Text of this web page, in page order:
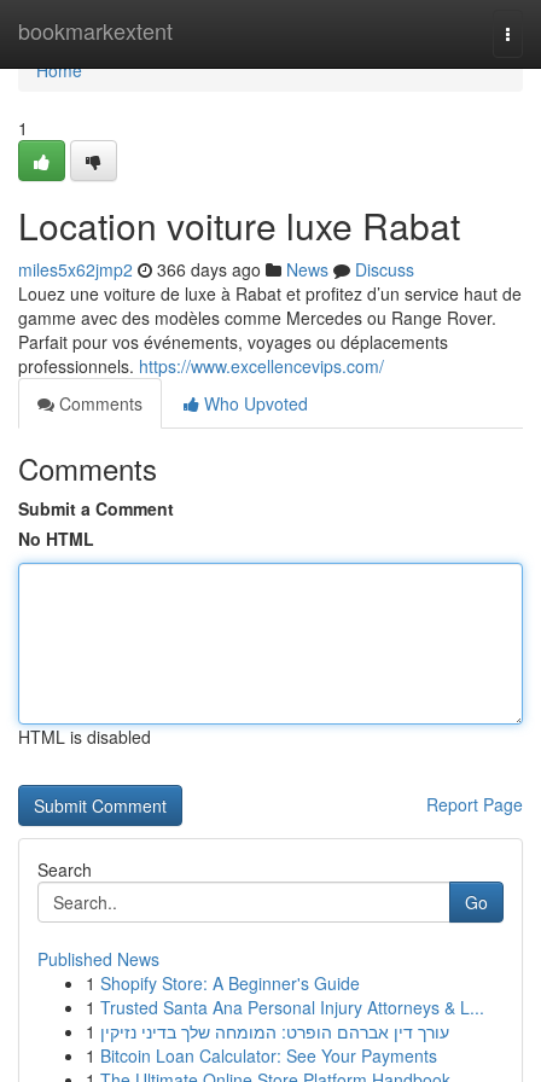
bookmarkextent
Home
Home
1
Location voiture luxe Rabat
miles5x62jmp2 366 days ago News
Discuss
Louez une voiture de luxe à Rabat et profitez d’un service haut de
gamme avec des modèles comme Mercedes ou Range Rover.
Parfait pour vos événements, voyages ou déplacements
professionnels. https://www.excellencevips.com/
Comments
Who Upvoted
Comments
Submit a Comment
No HTML
HTML is disabled
Report Page
Search
Go
Published News
1 Shopify Store: A Beginner's Guide
1 Trusted Santa Ana Personal Injury Attorneys & L...
1 עורך דין אברהם הופרט: המומחה שלך בדיני נזיקין
1 Bitcoin Loan Calculator: See Your Payments